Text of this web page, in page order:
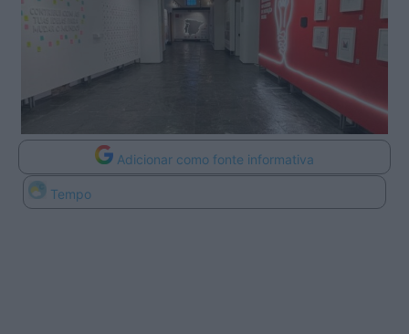
Adicionar como fonte informativa
Tempo